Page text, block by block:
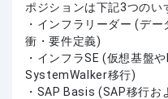
ポジションは下記3つのい
・インフラリーダー (デ
衝・要件定義)
・インフラSE (仮想基盤
SystemWalker移行)
・SAP Basis (SAP移行